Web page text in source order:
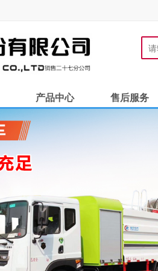
产品中心 售后服务